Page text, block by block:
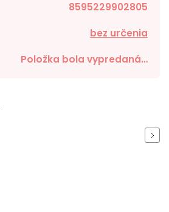
8595229902805
bez určenia
Položka bola vypredaná…
Next